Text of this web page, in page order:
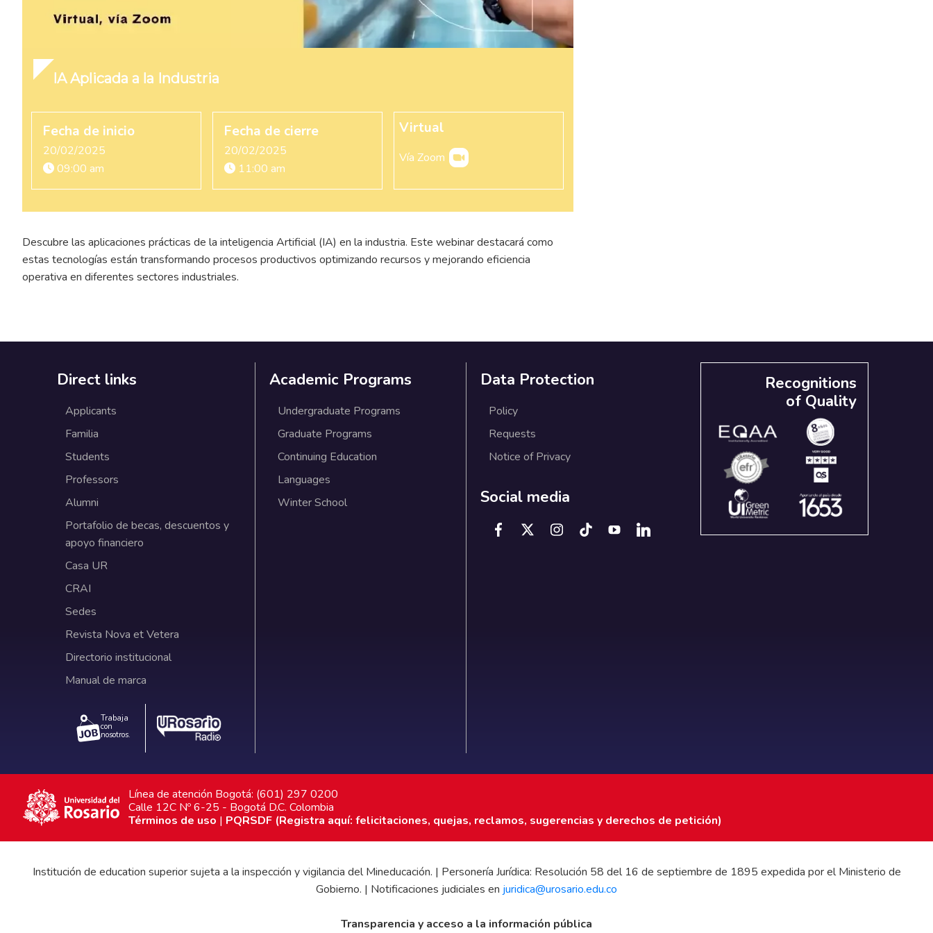
IA Aplicada a la Industria
Fecha de inicio
20/02/2025
09:00 am
Fecha de cierre
20/02/2025
11:00 am
Virtual
Vía Zoom
Descubre las aplicaciones prácticas de la inteligencia Artificial (IA) en la industria. Este webinar destacará como
estas tecnologías están transformando procesos productivos optimizando recursos y mejorando eficiencia
operativa en diferentes sectores industriales.
Direct links
Applicants
Familia
Students
Professors
Alumni
Portafolio de becas, descuentos y
apoyo financiero
Casa UR
CRAI
Sedes
Revista Nova et Vetera
Directorio institucional
Manual de marca
Trabaja
con
nosotros.
Academic Programs
Undergraduate Programs
Graduate Programs
Continuing Education
Languages
Winter School
Data Protection
Policy
Requests
Notice of Privacy
Social media
Recognitions
of Quality
Línea de atención Bogotá: (601) 297 0200
Calle 12C Nº 6-25 - Bogotá D.C. Colombia
Términos de uso | PQRSDF (Registra aquí: felicitaciones, quejas, reclamos, sugerencias y derechos de petición)
Institución de education superior sujeta a la inspección y vigilancia del Mineducación. | Personería Jurídica: Resolución 58 del 16 de septiembre de 1895 expedida por el Ministerio de
Gobierno. | Notificaciones judiciales en juridica@urosario.edu.co
Transparencia y acceso a la información pública